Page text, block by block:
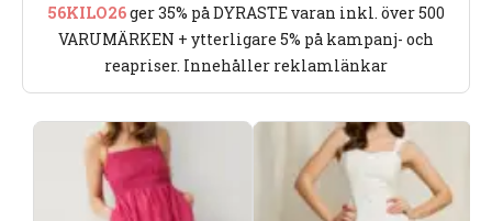
56KILO26ger 35% på DYRASTE varan inkl. över 500
VARUMÄRKEN + ytterligare 5% på kampanj- och
reapriser. Innehåller reklamlänkar